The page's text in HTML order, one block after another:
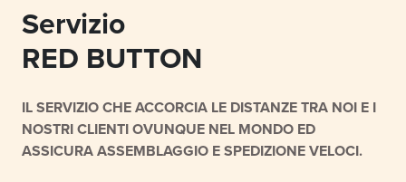
Servizio
RED BUTTON
IL SERVIZIO CHE ACCORCIA LE DISTANZE TRA NOI E I
NOSTRI CLIENTI OVUNQUE NEL MONDO ED
ASSICURA ASSEMBLAGGIO E SPEDIZIONE VELOCI.